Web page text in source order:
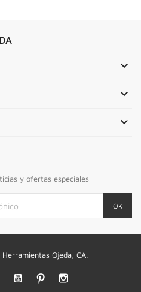



y ofertas especiales
Ojeda, CA.
YouTube Pinterest